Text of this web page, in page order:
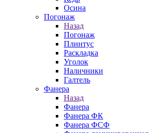
Осина
Погонаж
Назад
Погонаж
Плинтус
Раскладка
Уголок
Наличники
Галтель
Фанера
Назад
Фанера
Фанера ФК
Фанера ФСФ